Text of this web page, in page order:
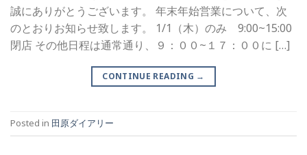
誠にありがとうございます。 年末年始営業について、次
のとおりお知らせ致します。 1/1（木）のみ 9:00~15:00
閉店 その他日程は通常通り、９：００~１７：００に […]
CONTINUE READING →
Posted in 田原ダイアリー